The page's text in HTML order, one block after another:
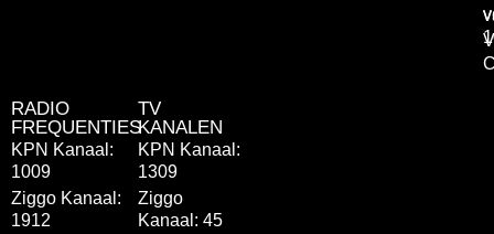
RADIO
FREQUENTIES
KPN Kanaal:
1009
Ziggo Kanaal:
1912
TV
KANALEN
KPN Kanaal:
1309
Ziggo
Kanaal: 45